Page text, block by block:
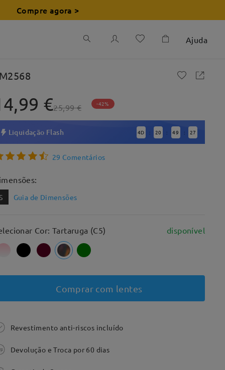
Compre agora >
Ajuda
€25,99 € -42%
Liquidação Flash 4D : 20 : 49 : 26
29 Comentários
Guia de Dimensões
Cor: Tartaruga (C5) disponível
Comprar com lentes
Revestimento anti-riscos incluído
Devolução e Troca por 60 dias